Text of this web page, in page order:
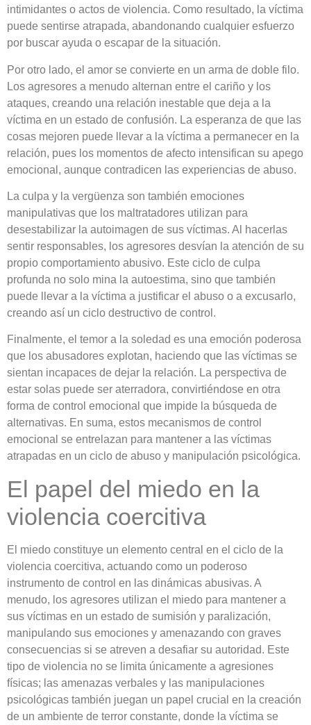
intimidantes o actos de violencia. Como resultado, la víctima
puede sentirse atrapada, abandonando cualquier esfuerzo
por buscar ayuda o escapar de la situación.
Por otro lado, el amor se convierte en un arma de doble filo.
Los agresores a menudo alternan entre el cariño y los
ataques, creando una relación inestable que deja a la
víctima en un estado de confusión. La esperanza de que las
cosas mejoren puede llevar a la víctima a permanecer en la
relación, pues los momentos de afecto intensifican su apego
emocional, aunque contradicen las experiencias de abuso.
La culpa y la vergüenza son también emociones
manipulativas que los maltratadores utilizan para
desestabilizar la autoimagen de sus víctimas. Al hacerlas
sentir responsables, los agresores desvían la atención de su
propio comportamiento abusivo. Este ciclo de culpa
profunda no solo mina la autoestima, sino que también
puede llevar a la víctima a justificar el abuso o a excusarlo,
creando así un ciclo destructivo de control.
Finalmente, el temor a la soledad es una emoción poderosa
que los abusadores explotan, haciendo que las víctimas se
sientan incapaces de dejar la relación. La perspectiva de
estar solas puede ser aterradora, convirtiéndose en otra
forma de control emocional que impide la búsqueda de
alternativas. En suma, estos mecanismos de control
emocional se entrelazan para mantener a las víctimas
atrapadas en un ciclo de abuso y manipulación psicológica.
El papel del miedo en la
violencia coercitiva
El miedo constituye un elemento central en el ciclo de la
violencia coercitiva, actuando como un poderoso
instrumento de control en las dinámicas abusivas. A
menudo, los agresores utilizan el miedo para mantener a
sus víctimas en un estado de sumisión y paralización,
manipulando sus emociones y amenazando con graves
consecuencias si se atreven a desafiar su autoridad. Este
tipo de violencia no se limita únicamente a agresiones
físicas; las amenazas verbales y las manipulaciones
psicológicas también juegan un papel crucial en la creación
de un ambiente de terror constante, donde la víctima se